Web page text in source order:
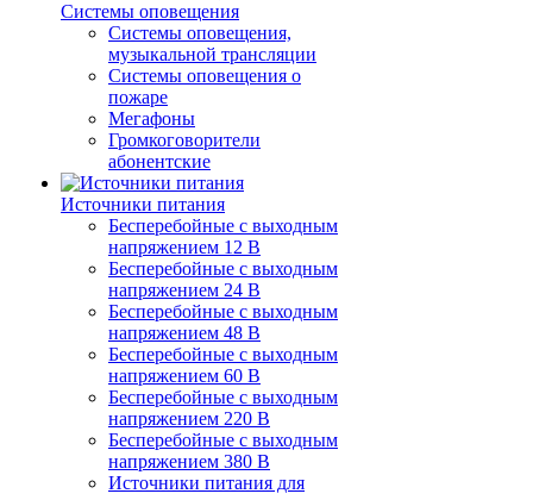
Системы оповещения
Системы оповещения,
музыкальной трансляции
Системы оповещения о
пожаре
Мегафоны
Громкоговорители
абонентские
Источники питания
Бесперебойные с выходным
напряжением 12 В
Бесперебойные с выходным
напряжением 24 В
Бесперебойные с выходным
напряжением 48 В
Бесперебойные с выходным
напряжением 60 В
Бесперебойные с выходным
напряжением 220 В
Бесперебойные с выходным
напряжением 380 В
Источники питания для